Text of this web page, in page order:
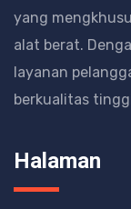
yang
alat berat.
layanan
berkualitas
Halaman